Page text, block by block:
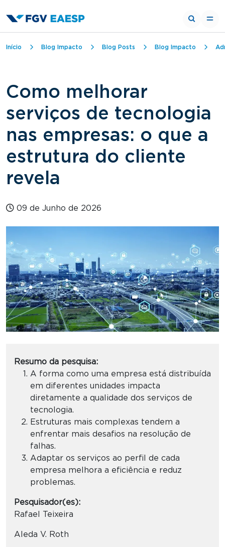
Trilha de navegação
Início Blog Impacto Blog Posts Blog Impacto
Como melhorar
serviços de tecnologia
nas empresas: o que a
estrutura do cliente
revela
09 de Junho de 2026
Resumo da pesquisa:
A forma como uma empresa está distribuída
em diferentes unidades impacta
diretamente a qualidade dos serviços de
tecnologia.
Estruturas mais complexas tendem a
enfrentar mais desafios na resolução de
falhas.
Adaptar os serviços ao perfil de cada
empresa melhora a eficiência e reduz
problemas.
Pesquisador(es):
Rafael Teixeira
Aleda V. Roth